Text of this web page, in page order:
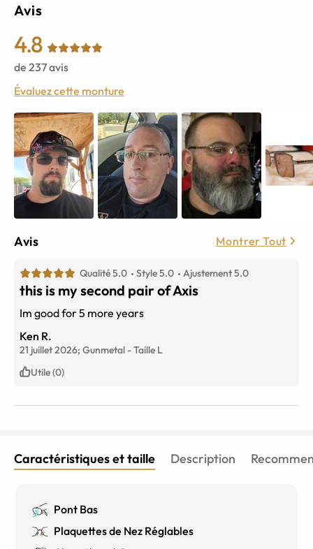
Avis
4.8
de 237avis
Évaluez cette monture
Avis Montrer Tout
Qualité 5.0 Style 5.0 Ajustement 5.0
this is my second pair of Axis
Im good for 5 more years
Ken R.
21 juillet 2026; Gunmetal -Taille L
Utile (0)
Caractéristiques et taille Description
Pont Bas
Plaquettes de Nez Réglables